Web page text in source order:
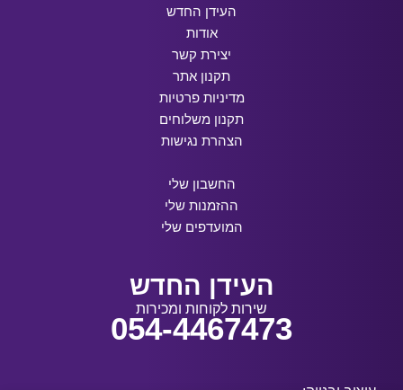
העידן החדש
אודות
יצירת קשר
תקנון אתר
מדיניות פרטיות
תקנון משלוחים
הצהרת נגישות
החשבון שלי
ההזמנות שלי
המועדפים שלי
העידן החדש
שירות לקוחות ומכירות
054-4467473